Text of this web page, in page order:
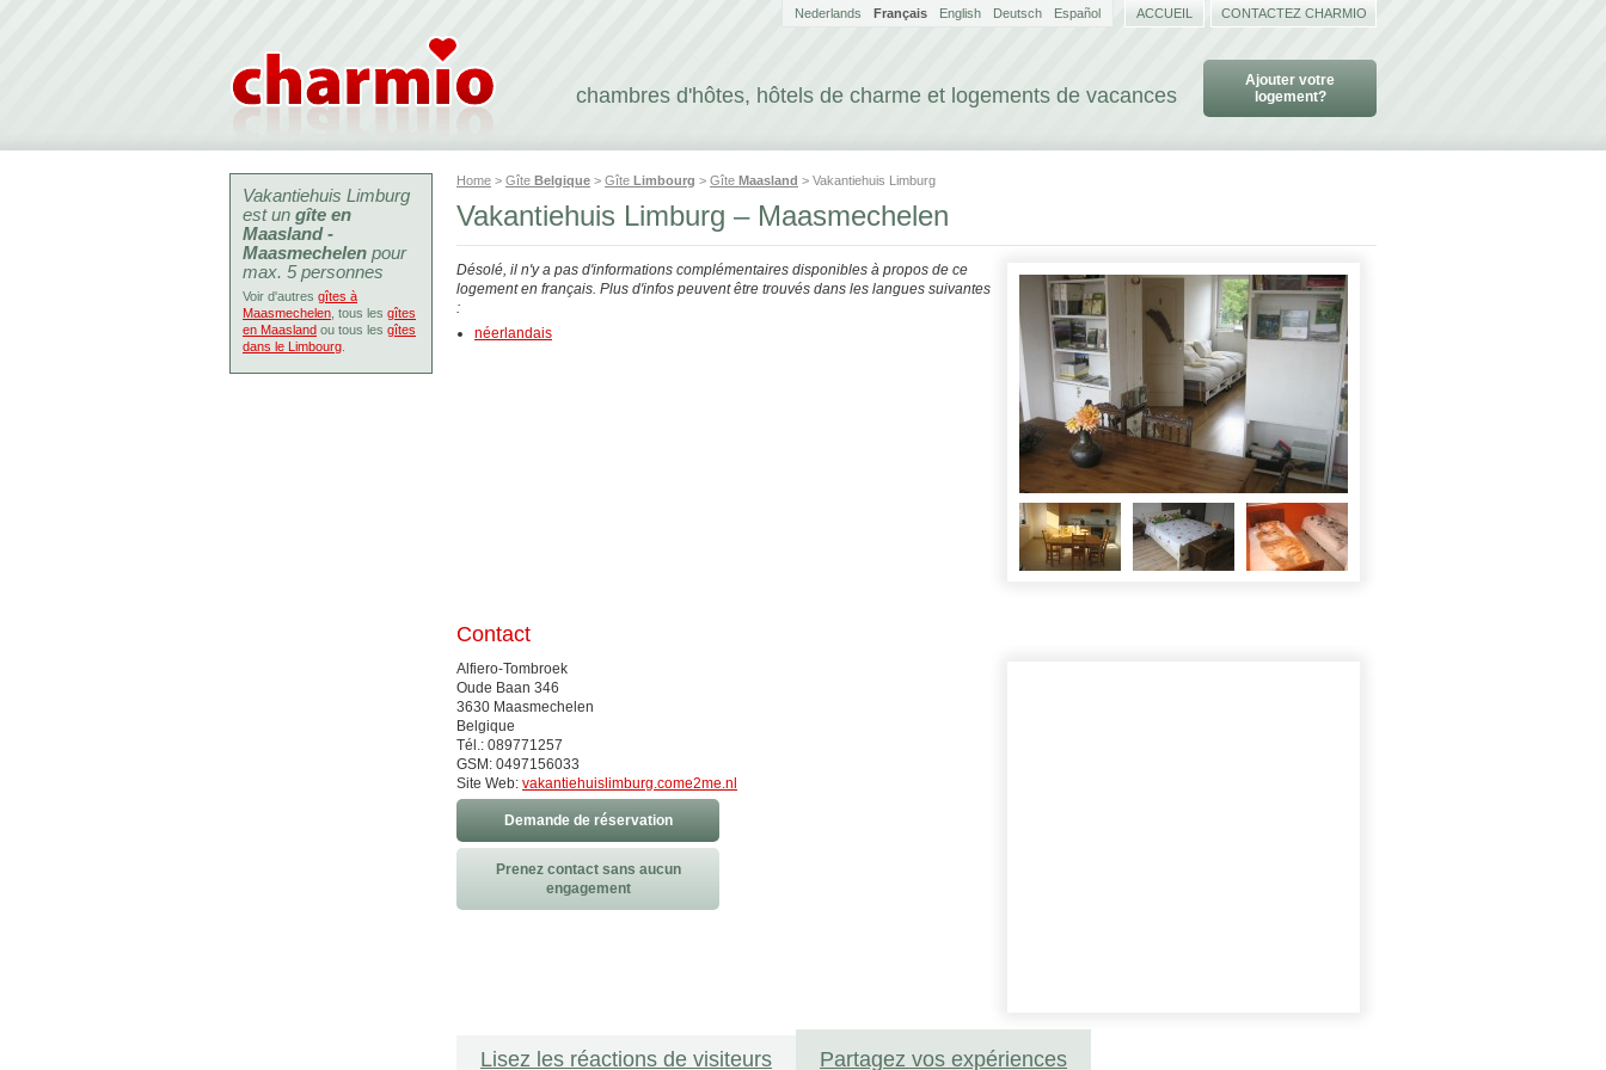
chambres d'hôtes, hôtels de charme et logements de vacances
Ajouter votre
logement?
Nederlands Français English Deutsch Español ACCUEIL CONTACTEZ CHARMIO
Home > Gîte Belgique > Gîte Limbourg > Gîte Maasland > Vakantiehuis Limburg
Vakantiehuis Limburg – Maasmechelen
Désolé, il n'y a pas d'informations complémentaires disponibles à propos de ce
logement en français. Plus d'infos peuvent être trouvés dans les langues suivantes
:
néerlandais
Contact
Alfiero-Tombroek
Oude Baan 346
3630 Maasmechelen
Belgique
Tél.: 089771257
GSM: 0497156033
Site Web: vakantiehuislimburg.come2me.nl
Demande de réservation
Prenez contact sans aucun
engagement
Lisez les réactions de visiteurs Partagez vos expériences
Vakantiehuis Limburg
est un gîte en
Maasland -
Maasmechelen pour
max. 5 personnes
Voir d'autres gîtes à
Maasmechelen , tous les gîtes
en Maasland ou tous les gîtes
dans le Limbourg